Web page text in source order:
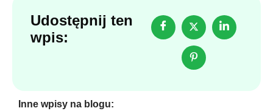
Udostępnij ten
wpis:
Inne wpisy na blogu: